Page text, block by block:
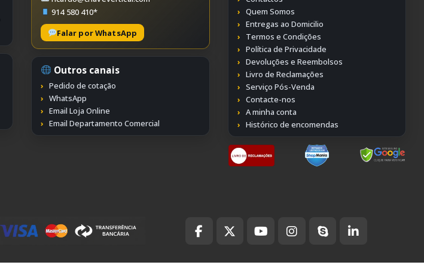
914 580 410*
Falar por WhatsApp
Outros canais
Pedido de cotação
WhatsApp
Email Loja Online
Email Departamento Comercial
Quem Somos
Entregas ao Domicilio
Termos e Condições
Política de Privacidade
Devoluções e Reembolsos
Livro de Reclamações
Serviço Pós-Venda
Contacte-nos
A minha conta
Histórico de encomendas